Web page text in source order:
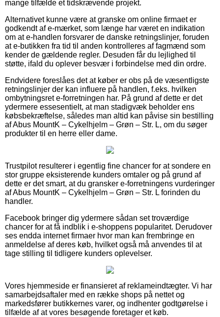
mange tilfælde et tidskrævende projekt.
Alternativet kunne være at granske om online firmaet er
godkendt af e-mærket, som længe har været en indikation
om at e-handlen forsvarer de danske retningslinjer, foruden
at e-butikken fra tid til anden kontrolleres af fagmænd som
kender de gældende regler. Desuden får du lejlighed til
støtte, ifald du oplever besvær i forbindelse med din ordre.
Endvidere foreslåes det at køber er obs på de væsentligste
retningslinjer der kan influere på handlen, f.eks. hvilken
ombytningsret e-forretningen har. På grund af dette er det
ydermere essesentielt, at man stadigvæk beholder ens
købsbekræftelse, således man altid kan påvise sin bestilling
af Abus MountK – Cykelhjelm – Grøn – Str. L, om du søger
produkter til en herre eller dame.
Trustpilot resulterer i egentlig fine chancer for at sondere en
stor gruppe eksisterende kunders omtaler og på grund af
dette er det smart, at du gransker e-forretningens vurderinger
af Abus MountK – Cykelhjelm – Grøn – Str. L forinden du
handler.
Facebook bringer dig ydermere sådan set troværdige
chancer for at få indblik i e-shoppens popularitet. Derudover
ses endda internet firmaer hvor man kan frembringe en
anmeldelse af deres køb, hvilket også må anvendes til at
tage stilling til tidligere kunders oplevelser.
Vores hjemmeside er finansieret af reklameindtægter. Vi har
samarbejdsaftaler med en række shops på nettet og
markedsfører butikkernes varer, og indhenter godtgørelse i
tilfælde af at vores besøgende foretager et køb.